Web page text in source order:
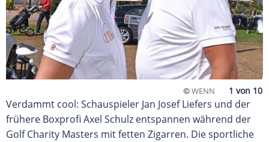
©WENN
Verdammt cool: Schauspieler Jan Josef Liefers und der
frühere Boxprofi Axel Schulz entspannen während der
Golf Charity Masters mit fetten Zigarren. Die sportliche